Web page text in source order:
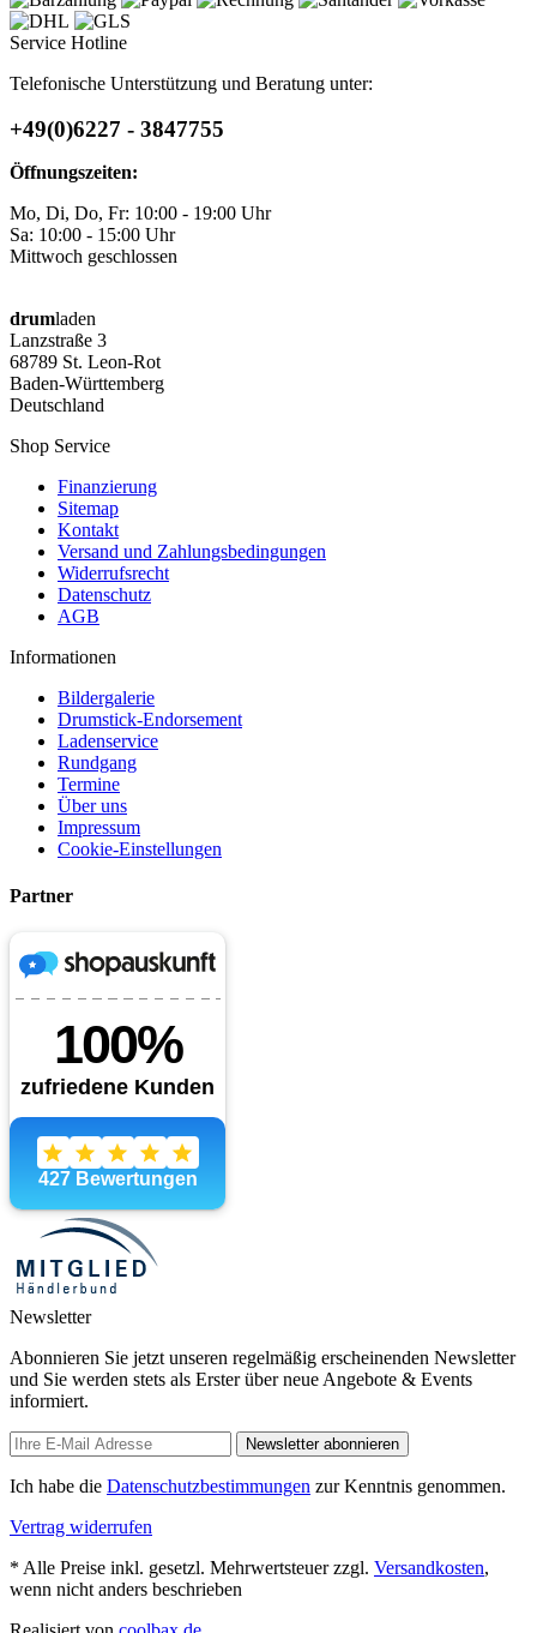
Service Hotline
Telefonische Unterstützung und Beratung unter:
+49(0)6227 - 3847755
Öffnungszeiten:
Mo, Di, Do, Fr: 10:00 - 19:00 Uhr
Sa: 10:00 - 15:00 Uhr
Mittwoch geschlossen
drumladen
Lanzstraße 3
68789 St. Leon-Rot
Baden-Württemberg
Deutschland
Shop Service
Finanzierung
Sitemap
Kontakt
Versand und Zahlungsbedingungen
Widerrufsrecht
Datenschutz
AGB
Informationen
Bildergalerie
Drumstick-Endorsement
Ladenservice
Rundgang
Termine
Über uns
Impressum
Cookie-Einstellungen
Partner
Newsletter
Abonnieren Sie jetzt unseren regelmäßig erscheinenden Newsletter
und Sie werden stets als Erster über neue Angebote & Events
informiert.
Newsletter abonnieren
Ich habe die Datenschutzbestimmungen zur Kenntnis genommen.
Vertrag widerrufen
* Alle Preise inkl. gesetzl. Mehrwertsteuer zzgl. Versandkosten,
wenn nicht anders beschrieben